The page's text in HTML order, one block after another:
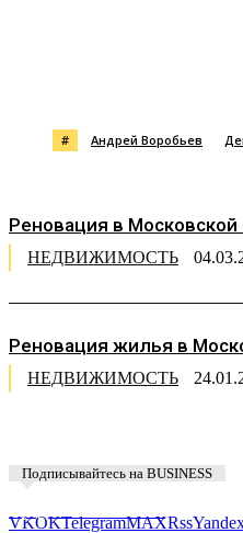
# Андрей Воробьев
Реновация в
НЕДВИЖИМОСТЬ
Реновация жилья в
НЕДВИЖИМОСТЬ
Подписывайтесь на BUSINESS
VKOKTelegramMAXRss